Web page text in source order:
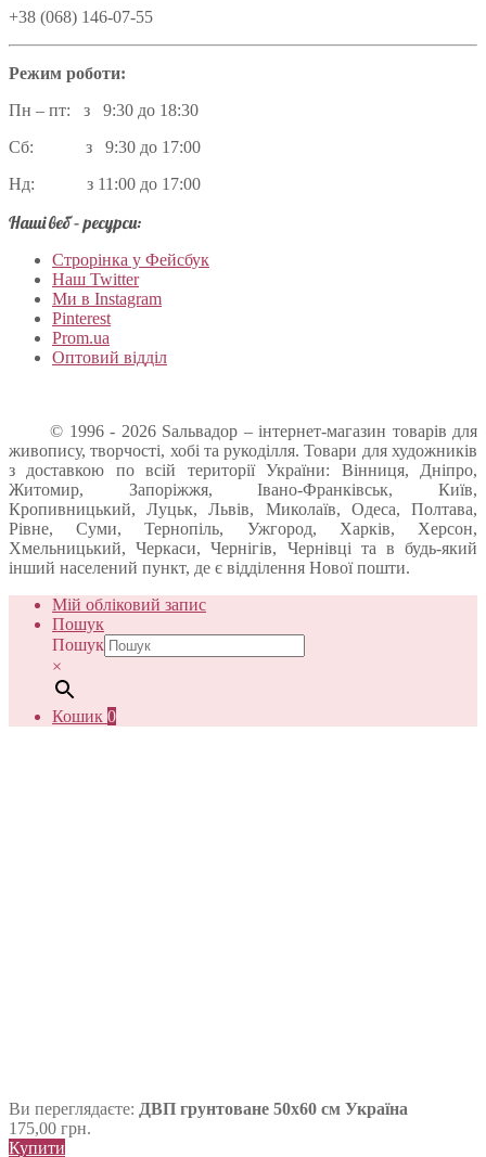
+38 (068) 146-07-55
Режим роботи:
Пн – пт: з 9:30 до 18:30
Сб: з 9:30 до 17:00
Нд: з 11:00 до 17:00
Наші веб – ресурси:
Строрінка у Фейсбук
Наш Twitter
Ми в Instagram
Pinterest
Prom.ua
Оптовий відділ
© 1996 - 2026 Sальвадор – інтернет-магазин товарів для
живопису, творчості, хобі та рукоділля. Товари для художників
з доставкою по всій території України: Вінниця, Дніпро,
Житомир, Запоріжжя, Івано-Франківськ, Київ,
Кропивницький, Луцьк, Львів, Миколаїв, Одеса, Полтава,
Рівне, Суми, Тернопіль, Ужгород, Харків, Херсон,
Хмельницький, Черкаси, Чернігів, Чернівці та в будь-який
інший населений пункт, де є відділення Нової пошти.
Мій обліковий запис
Пошук
Пошук
×
Кошик 0
Ви переглядаєте: ДВП грунтоване 50х60 см Україна
175,00 грн.
Купити